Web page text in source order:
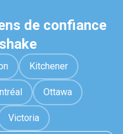
de confiance
Kitchener
Ottawa
Victoria